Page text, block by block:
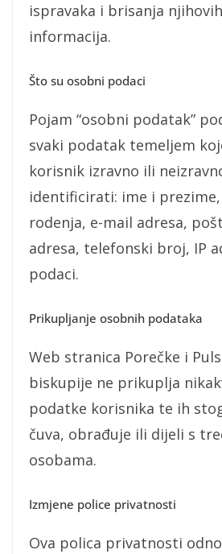
ispravaka i brisanja
informacija.
Što su osobni podaci
Pojam “osobni podatak”
svaki podatak temeljem
korisnik izravno ili
identificirati: ime i
rodenja, e-mail adresa,
adresa, telefonski broj, IP
podaci.
Prikupljanje osobnih podataka
Web stranica Porečke i
biskupije ne prikuplja
podatke korisnika te ih
čuva, obrađuje ili dijeli s
osobama.
Izmjene police privatnosti
Ova polica privatnosti